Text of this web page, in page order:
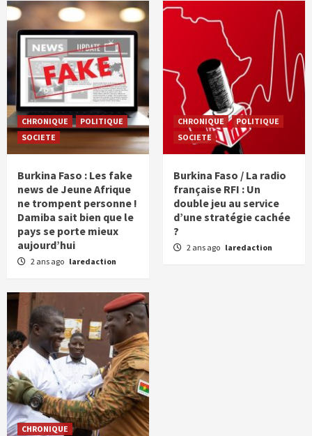
CHRONIQUE
POLITIQUE
SOCIETE
Burkina Faso : Les fake
news de Jeune Afrique
ne trompent personne !
Damiba sait bien que le
pays se porte mieux
aujourd’hui
2 ans ago laredaction
CHRONIQUE
POLITIQUE
SOCIETE
Burkina Faso / La radio
française RFI : Un
double jeu au service
d’une stratégie cachée
?
2 ans ago laredaction
CHRONIQUE